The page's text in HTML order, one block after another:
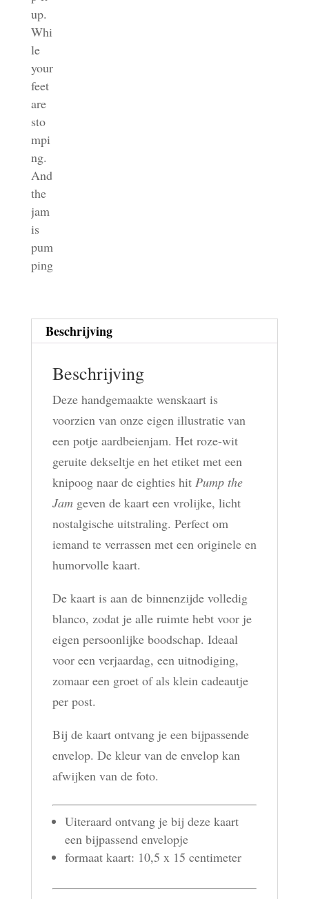
Beschrijving
Beschrijving
Deze handgemaakte wenskaart is
voorzien van onze eigen illustratie van
een potje aardbeienjam. Het roze-wit
geruite dekseltje en het etiket met een
knipoog naar de eighties hit Pump the
Jamgeven de kaart een vrolijke, licht
nostalgische uitstraling. Perfect om
iemand te verrassen met een originele en
humorvolle kaart.
De kaart is aan de binnenzijde volledig
blanco, zodat je alle ruimte hebt voor je
eigen persoonlijke boodschap. Ideaal
voor een verjaardag, een uitnodiging,
zomaar een groet of als klein cadeautje
per post.
Bij de kaart ontvang je een bijpassende
envelop. De kleur van de envelop kan
afwijken van de foto.
Uiteraard ontvang je bij deze kaart
een bijpassend envelopje
formaat kaart: 10,5 x 15 centimeter